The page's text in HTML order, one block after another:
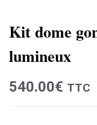
Kit dome
lumineux
540.00€ TTC